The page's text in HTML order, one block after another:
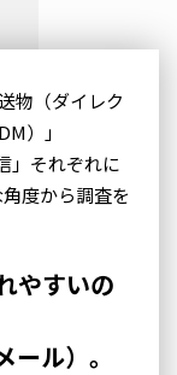
物（ダイレク
）」
」それぞれに
度から調査を
やすいの
ル）。